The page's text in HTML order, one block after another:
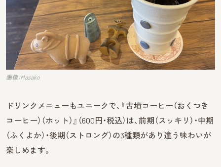
画像：Masako
ドリンクメニューもユニークで、『古墳コーヒー（おくつき
コーヒー）（ホット）』（600円・税込）は、前期（スッキリ）・中期
（ふくよか）・後期（ストロング）の3種類があり違う味わいが
楽しめます。